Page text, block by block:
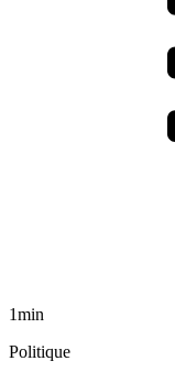
1min
Politique